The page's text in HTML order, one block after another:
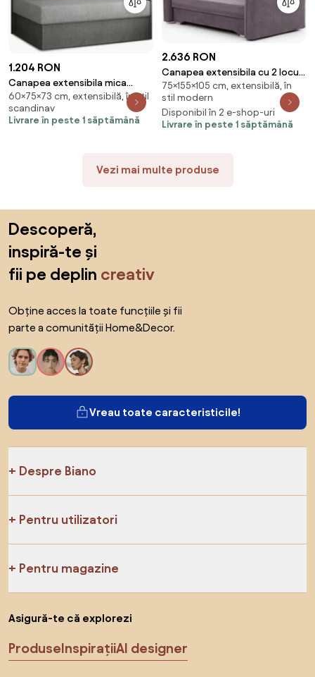
1.204 RON
Canapea extensibila mica
ROSA, gri/gri inchis
60×75×73 cm, extensibilă, în stil
scandinav
Livrare în peste 1 săptămână
2.636 RON
Canapea extensibila cu 2 locuri
LAINE, violet deschis
75×155×105 cm, extensibilă, în
stil modern
Disponibil în 2 e-shop-uri
Livrare în peste 1 săptămână
Vezi mai multe produse
Descoperă,
inspiră-te și
fii pe deplin creativ
Obține acces la toate funcțiile și fii
parte a comunității Home&Decor.
Vreau toate caracteristicile!
Despre Biano
Pentru utilizatori
Pentru magazine
Asigură-te că explorezi
ProduseInspirațiiAI designer